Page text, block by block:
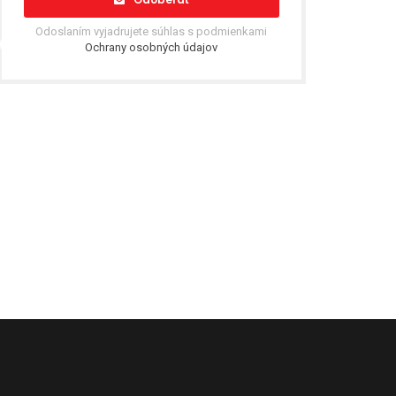
Odoslaním vyjadrujete súhlas s podmienkami
Ochrany osobných údajov